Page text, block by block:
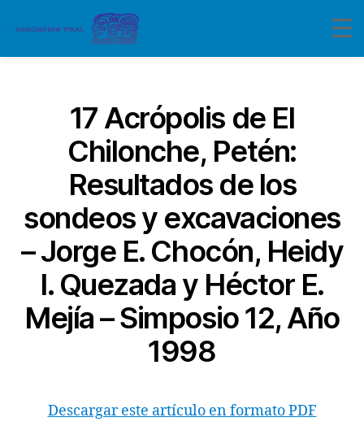
17 Acrópolis de El
Chilonche, Petén:
Resultados de los
sondeos y excavaciones
– Jorge E. Chocón, Heidy
I. Quezada y Héctor E.
Mejía – Simposio 12, Año
1998
Descargar este artículo en formato PDF